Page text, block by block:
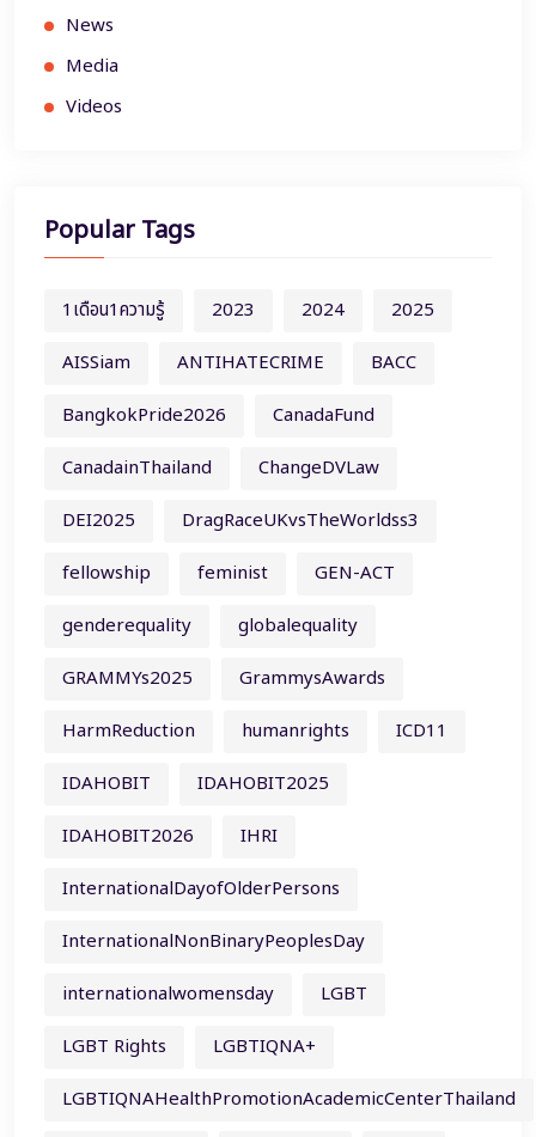
News
Media
Videos
Popular Tags
1เดือน1ความรู้ 2023 2024
2025
AISSiam
ANTIHATECRIME
BACC
BangkokPride2026
CanadaFund
CanadainThailand
ChangeDVLaw
DEI2025
DragRaceUKvsTheWorldss3
fellowship
feminist
GEN-ACT
genderequality
globalequality
GRAMMYs2025
GrammysAwards
HarmReduction
humanrights
ICD11
IDAHOBIT
IDAHOBIT2025
IDAHOBIT2026
IHRI
InternationalDayofOlderPersons
InternationalNonBinaryPeoplesDay
internationalwomensday
LGBT
LGBT Rights
LGBTIQNA+
LGBTIQNAHealthPromotionAcademicCenterThailand